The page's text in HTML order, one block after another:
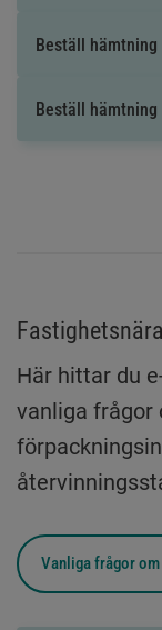
Beställ
Beställ
Här hittar du
vanliga frågor
Vanliga frågor om